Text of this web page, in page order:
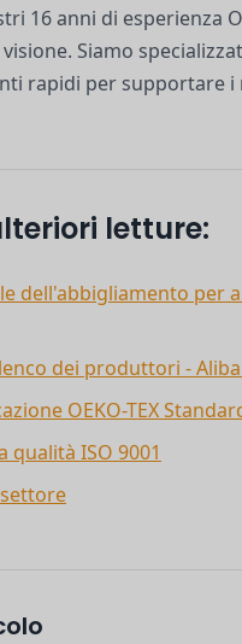
16 anni di esperienza
Siamo
rapidi per supportare
letture:
dell'abbigliamento per
dei produttori -
OEKO-TEX
qualità ISO 9001